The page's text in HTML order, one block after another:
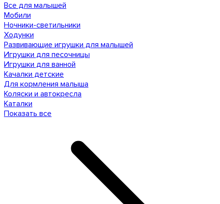
Все для малышей
Мобили
Ночники-светильники
Ходунки
Развивающие игрушки для малышей
Игрушки для песочницы
Игрушки для ванной
Качалки детские
Для кормления малыша
Коляски и автокресла
Каталки
Показать все